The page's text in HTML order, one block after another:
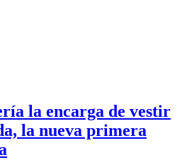
la encarga de vestir
la nueva primera